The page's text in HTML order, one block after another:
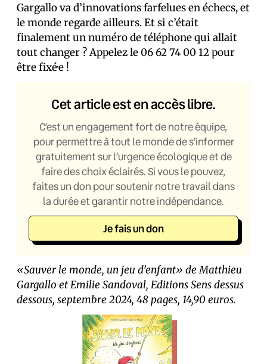
Gargallo va d’innovations farfelues en échecs, et
le monde regarde ailleurs. Et si c’était
finalement un numéro de téléphone qui allait
tout changer ? Appelez le 06 62 74 00 12 pour
être fixé·e !
Cet article est en accès libre.
C’est un engagement fort de notre équipe,
pour permettre à tout le monde de s’informer
gratuitement sur l’urgence écologique et de
faire des choix éclairés. Si vous le pouvez,
faites un don pour soutenir notre travail dans
la durée et garantir notre indépendance.
Je fais un don
«Sauver le monde, un jeu d’enfant» de Matthieu
Gargallo et Emilie Sandoval, Editions Sens dessus
dessous, septembre 2024, 48 pages, 14,90 euros.